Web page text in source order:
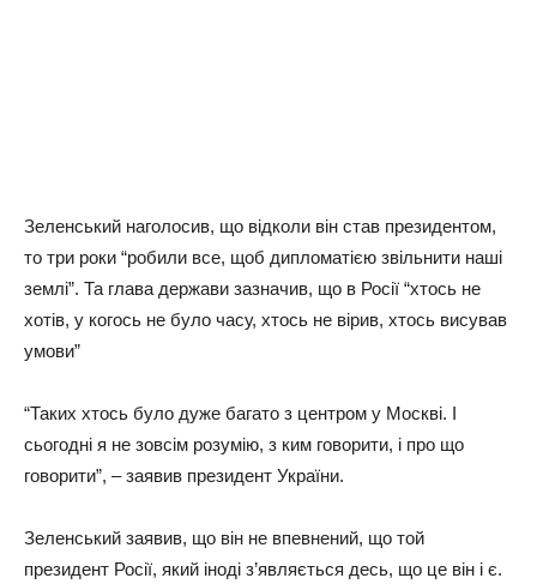
Зеленський наголосив, що відколи він став президентом,
то три роки “робили все, щоб дипломатією звільнити наші
землі”. Та глава держави зазначив, що в Росії “хтось не
хотів, у когось не було часу, хтось не вірив, хтось висував
умови”
“Таких хтось було дуже багато з центром у Москві. І
сьогодні я не зовсім розумію, з ким говорити, і про що
говорити”, – заявив президент України.
Зеленський заявив, що він не впевнений, що той
президент Росії, який іноді з’являється десь, що це він і є.